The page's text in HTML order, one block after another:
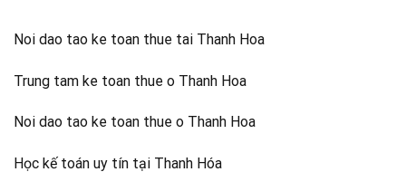
Noi dao tao ke toan thue tai Thanh Hoa
Trung tam ke toan thue o Thanh Hoa
Noi dao tao ke toan thue o Thanh Hoa
Học kế toán uy tín tại Thanh Hóa